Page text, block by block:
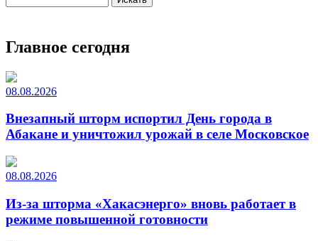
Главное сегодня
08.08.2026
Внезапный шторм испортил День города в
Абакане и уничтожил урожай в селе Московское
08.08.2026
Из-за шторма «Хакасэнерго» вновь работает в
режиме повышенной готовности